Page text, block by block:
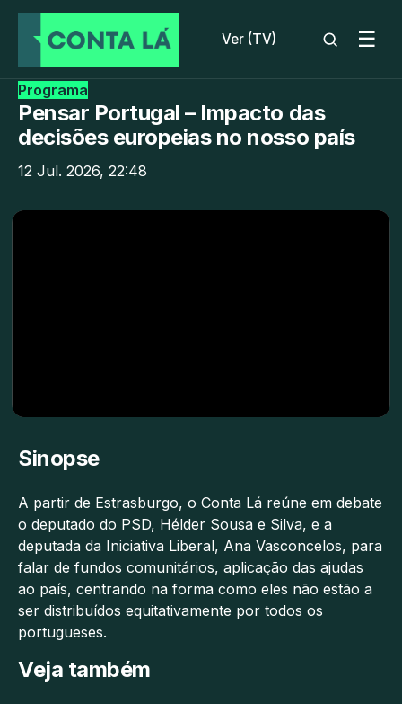
Ver (TV) ☰
Programa
Pensar Portugal – Impacto das
decisões europeias no nosso país
12 Jul. 2026, 22:48
Sinopse
A partir de Estrasburgo, o Conta Lá reúne em debate
o deputado do PSD, Hélder Sousa e Silva, e a
deputada da Iniciativa Liberal, Ana Vasconcelos, para
falar de fundos comunitários, aplicação das ajudas
ao país, centrando na forma como eles não estão a
ser distribuídos equitativamente por todos os
portugueses.
Veja também